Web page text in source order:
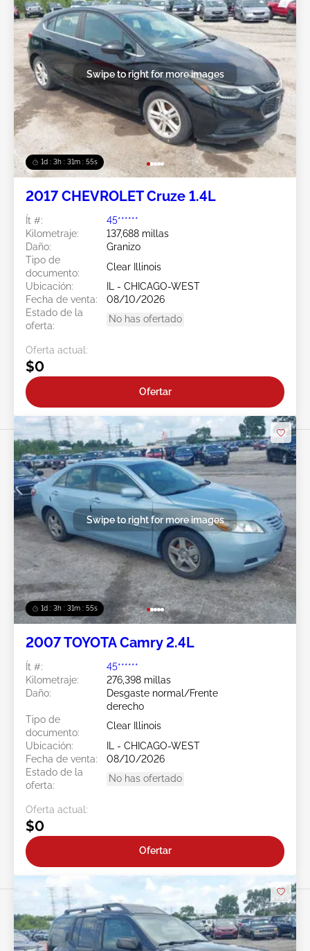
1d : 3h : 31m : 52s
Swipe to right for more images
2017 CHEVROLET Cruze 1.4L
Ít #:
45******
Kilometraje:
137,688 millas
Daño:
Granizo
Tipo de
documento:
Clear Illinois
Ubicación:
IL - CHICAGO-WEST
Fecha de venta:
08/10/2026
Estado de la
oferta:
No has ofertado
Oferta actual:
$0
Ofertar
1d : 3h : 31m : 52s
Swipe to right for more images
2007 TOYOTA Camry 2.4L
Ít #:
45******
Kilometraje:
276,398 millas
Daño:
Desgaste normal/Frente
derecho
Tipo de
documento:
Clear Illinois
Ubicación:
IL - CHICAGO-WEST
Fecha de venta:
08/10/2026
Estado de la
oferta:
No has ofertado
Oferta actual:
$0
Ofertar